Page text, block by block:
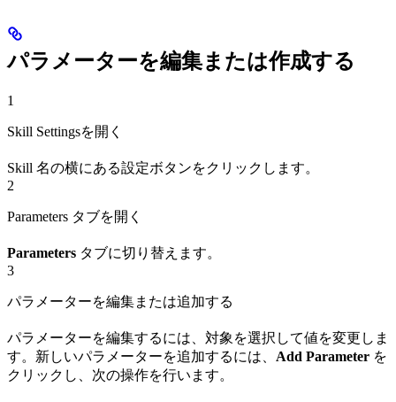
パラメーターを編集または作成する
1
Skill Settingsを開く
Skill 名の横にある設定ボタンをクリックします。
2
Parameters タブを開く
Parameters タブに切り替えます。
3
パラメーターを編集または追加する
パラメーターを編集するには、対象を選択して値を変更しま
す。新しいパラメーターを追加するには、 Add Parameter を
クリックし、次の操作を行います。